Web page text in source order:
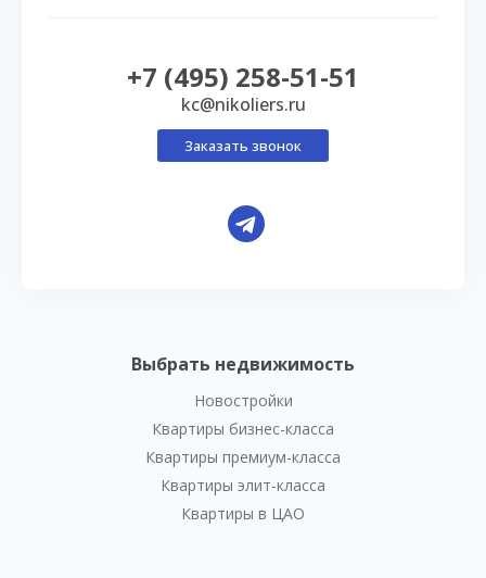
Выбрать недвижимость
Новостройки
Квартиры бизнес-класса
Квартиры премиум-класса
Квартиры элит-класса
Квартиры в ЦАО
+7 (495) 258-51-51
kc@nikoliers.ru
Заказать звонок